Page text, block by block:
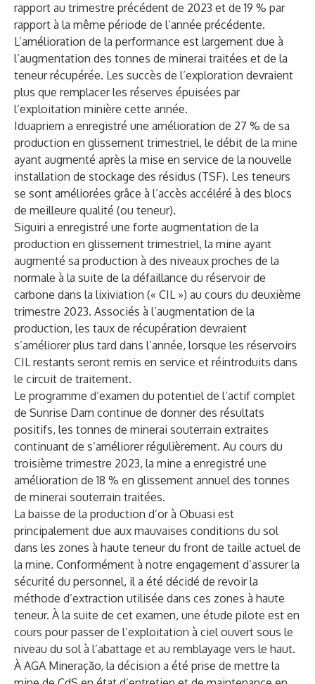
rapport au trimestre précédent de 2023 et de 19 % par
rapport à la même période de l’année précédente.
L’amélioration de la performance est largement due à
l’augmentation des tonnes de minerai traitées et de la
teneur récupérée. Les succès de l’exploration devraient
plus que remplacer les réserves épuisées par
l’exploitation minière cette année.
Iduapriem a enregistré une amélioration de 27 % de sa
production en glissement trimestriel, le débit de la mine
ayant augmenté après la mise en service de la nouvelle
installation de stockage des résidus (TSF). Les teneurs
se sont améliorées grâce à l’accès accéléré à des blocs
de meilleure qualité (ou teneur).
Siguiri a enregistré une forte augmentation de la
production en glissement trimestriel, la mine ayant
augmenté sa production à des niveaux proches de la
normale à la suite de la défaillance du réservoir de
carbone dans la lixiviation (« CIL ») au cours du deuxième
trimestre 2023. Associés à l’augmentation de la
production, les taux de récupération devraient
s’améliorer plus tard dans l’année, lorsque les réservoirs
CIL restants seront remis en service et réintroduits dans
le circuit de traitement.
Le programme d’examen du potentiel de l’actif complet
de Sunrise Dam continue de donner des résultats
positifs, les tonnes de minerai souterrain extraites
continuant de s’améliorer régulièrement. Au cours du
troisième trimestre 2023, la mine a enregistré une
amélioration de 18 % en glissement annuel des tonnes
de minerai souterrain traitées.
La baisse de la production d’or à Obuasi est
principalement due aux mauvaises conditions du sol
dans les zones à haute teneur du front de taille actuel de
la mine. Conformément à notre engagement d’assurer la
sécurité du personnel, il a été décidé de revoir la
méthode d’extraction utilisée dans ces zones à haute
teneur. À la suite de cet examen, une étude pilote est en
cours pour passer de l’exploitation à ciel ouvert sous le
niveau du sol à l’abattage et au remblayage vers le haut.
À AGA Mineração, la décision a été prise de mettre la